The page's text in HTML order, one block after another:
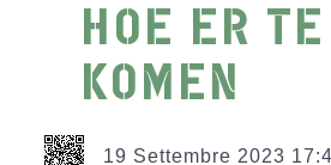
HOE ER TE
KOMEN
19 Settembre 2023